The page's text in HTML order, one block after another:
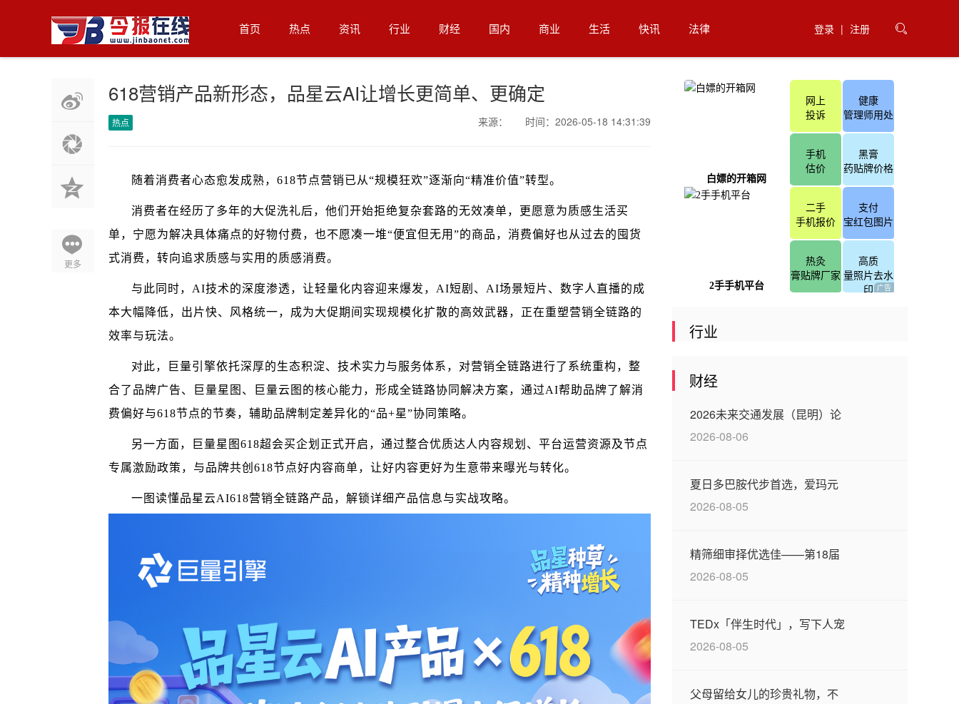

登录 | 注册
首页 热点 资讯 行业 财经 国内 商业 生活 快讯 法律
更多
618营销产品新形态，品星云AI让增长更简单、更确定
热点 来源： 时间：2026-05-18 14:31:39
随着消费者心态愈发成熟，618节点营销已从“规模狂欢”逐渐向“精准价值”转型。
消费者在经历了多年的大促洗礼后，他们开始拒绝复杂套路的无效凑单，更愿意为质感生活买
单，宁愿为解决具体痛点的好物付费，也不愿凑一堆“便宜但无用”的商品，消费偏好也从过去的囤货
式消费，转向追求质感与实用的质感消费。
与此同时，AI技术的深度渗透，让轻量化内容迎来爆发，AI短剧、AI场景短片、数字人直播的成
本大幅降低，出片快、风格统一，成为大促期间实现规模化扩散的高效武器，正在重塑营销全链路的
效率与玩法。
对此，巨量引擎依托深厚的生态积淀、技术实力与服务体系，对营销全链路进行了系统重构，整
合了品牌广告、巨量星图、巨量云图的核心能力，形成全链路协同解决方案，通过AI帮助品牌了解消
费偏好与618节点的节奏，辅助品牌制定差异化的“品+星”协同策略。
另一方面，巨量星图618超会买企划正式开启，通过整合优质达人内容规划、平台运营资源及节点
专属激励政策，与品牌共创618节点好内容商单，让好内容更好为生意带来曝光与转化。
一图读懂品星云AI618营销全链路产品，解锁详细产品信息与实战攻略。
行业
财经
2026未来交通发展（昆明）论
2026-08-06
夏日多巴胺代步首选，爱玛元
2026-08-05
精筛细审择优选佳——第18届
2026-08-05
TEDx「伴生时代」，写下人宠
2026-08-05
父母留给女儿的珍贵礼物，不